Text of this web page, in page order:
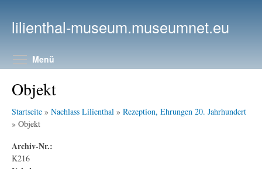
lilienthal-museum.museumnet.eu
Menü
Objekt
Startseite » Nachlass Lilienthal » Rezeption, Ehrungen 20. Jahrhundert
» Objekt
Archiv-Nr.:
K216